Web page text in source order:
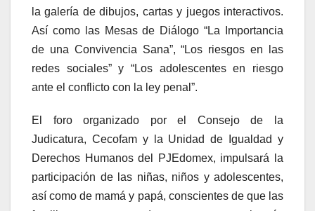
la galería de dibujos, cartas y juegos interactivos.
Así como las Mesas de Diálogo “La Importancia
de una Convivencia Sana”, “Los riesgos en las
redes sociales” y “Los adolescentes en riesgo
ante el conflicto con la ley penal”.
El foro organizado por el Consejo de la
Judicatura, Cecofam y la Unidad de Igualdad y
Derechos Humanos del PJEdomex, impulsará la
participación de las niñas, niños y adolescentes,
así como de mamá y papá, conscientes de que las